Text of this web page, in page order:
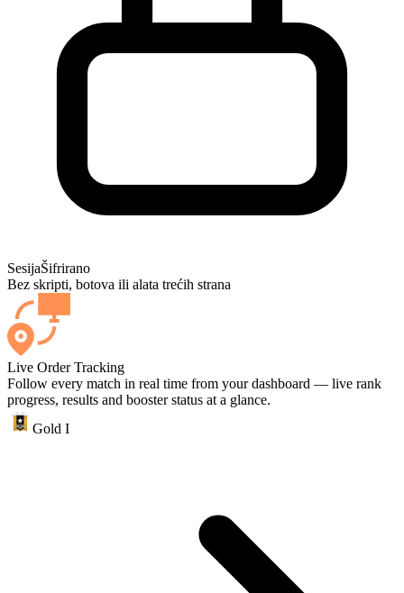
SesijaŠifrirano
Bez skripti, botova ili alata trećih strana
Live Order Tracking
Follow every match in real time from your dashboard — live rank
progress, results and booster status at a glance.
Gold I